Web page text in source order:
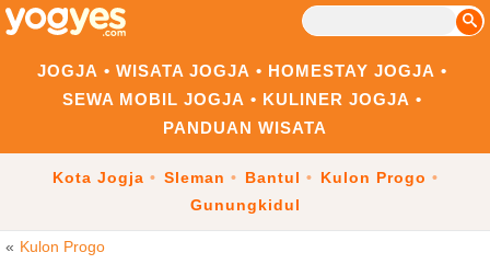
JOGJA WISATA JOGJA
HOMESTAY JOGJA
SEWA MOBIL JOGJA
KULINER JOGJA
PANDUAN WISATA
Kota Jogja Sleman Bantul
Kulon Progo
Gunungkidul
Kulon Progo